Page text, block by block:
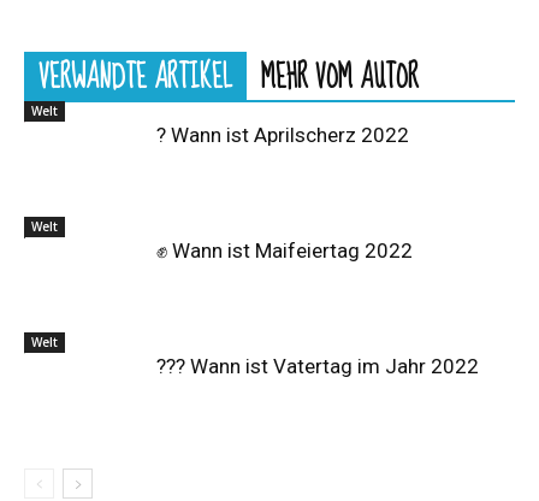
VERWANDTE ARTIKEL MEHR VOM AUTOR
Welt
? Wann ist Aprilscherz 2022
Welt
✊ Wann ist Maifeiertag 2022
Welt
?‍?‍? Wann ist Vatertag im Jahr 2022